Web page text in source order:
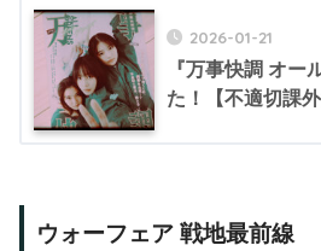
2026-01-21
『万事快調 オー
た！【不適切課
ウォーフェア 戦地最前線